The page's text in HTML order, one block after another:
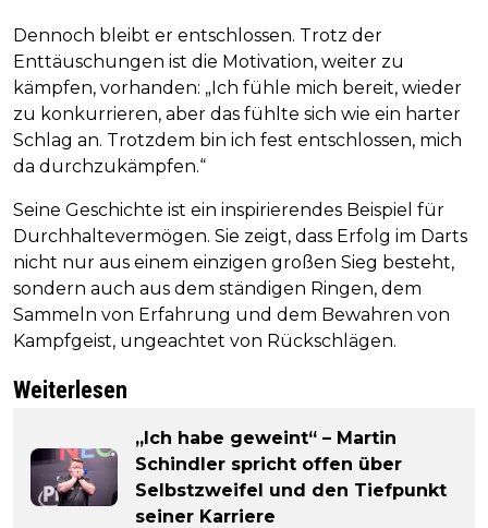
Dennoch bleibt er entschlossen. Trotz der
Enttäuschungen ist die Motivation, weiter zu
kämpfen, vorhanden: „Ich fühle mich bereit, wieder
zu konkurrieren, aber das fühlte sich wie ein harter
Schlag an. Trotzdem bin ich fest entschlossen, mich
da durchzukämpfen.“
Seine Geschichte ist ein inspirierendes Beispiel für
Durchhaltevermögen. Sie zeigt, dass Erfolg im Darts
nicht nur aus einem einzigen großen Sieg besteht,
sondern auch aus dem ständigen Ringen, dem
Sammeln von Erfahrung und dem Bewahren von
Kampfgeist, ungeachtet von Rückschlägen.
Weiterlesen
„Ich habe geweint“ – Martin
Schindler spricht offen über
Selbstzweifel und den Tiefpunkt
seiner Karriere